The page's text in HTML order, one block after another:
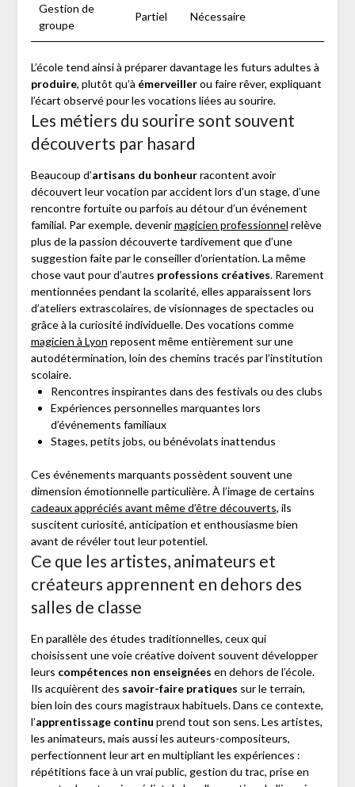
Gestion de
groupe
Partiel Nécessaire
L’école tend ainsi à préparer davantage les futurs adultes à
produire, plutôt qu’à émerveillerou faire rêver, expliquant
l’écart observé pour les vocations liées au sourire.
Les métiers du sourire sont souvent
découverts par hasard
Beaucoup d’artisans du bonheurracontent avoir
découvert leur vocation par accident lors d’un stage, d’une
rencontre fortuite ou parfois au détour d’un événement
familial. Par exemple, devenirmagicien professionnel relève
plus de la passion découverte tardivement que d’une
suggestion faite par le conseiller d’orientation. La même
chose vaut pour d’autres professions créatives. Rarement
mentionnées pendant la scolarité, elles apparaissent lors
d’ateliers extrascolaires, de visionnages de spectacles ou
grâce à la curiosité individuelle. Des vocations comme
magicien à Lyon reposent même entièrement sur une
autodétermination, loin des chemins tracés par l’institution
scolaire.
Rencontres inspirantes dans des festivals ou des clubs
Expériences personnelles marquantes lors
d’événements familiaux
Stages, petits jobs, ou bénévolats inattendus
Ces événements marquants possèdent souvent une
dimension émotionnelle particulière. À l’image de certains
cadeaux appréciés avant même d’être découverts, ils
suscitent curiosité, anticipation et enthousiasme bien
avant de révéler tout leur potentiel.
Ce que les artistes, animateurs et
créateurs apprennent en dehors des
salles de classe
En parallèle des études traditionnelles, ceux qui
choisissent une voie créative doivent souvent développer
leurs compétences non enseignées en dehors de l’école.
Ils acquièrent des savoir-faire pratiques sur le terrain,
bien loin des cours magistraux habituels. Dans ce contexte,
l’apprentissage continu prend tout son sens. Les artistes,
les animateurs, mais aussi les auteurs-compositeurs,
perfectionnent leur art en multipliant les expériences :
répétitions face à un vrai public, gestion du trac, prise en